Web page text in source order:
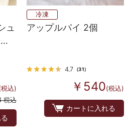
ュ
込)
税込
冷凍
アップルパイ 2個
4.7 （31）
￥540(税込)
カートに入れる